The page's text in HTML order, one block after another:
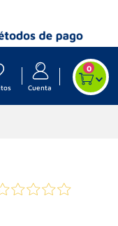
Cuenta
0